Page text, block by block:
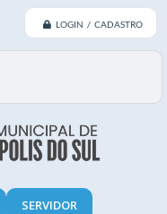
LOGIN / CADASTRO
SERVIDOR